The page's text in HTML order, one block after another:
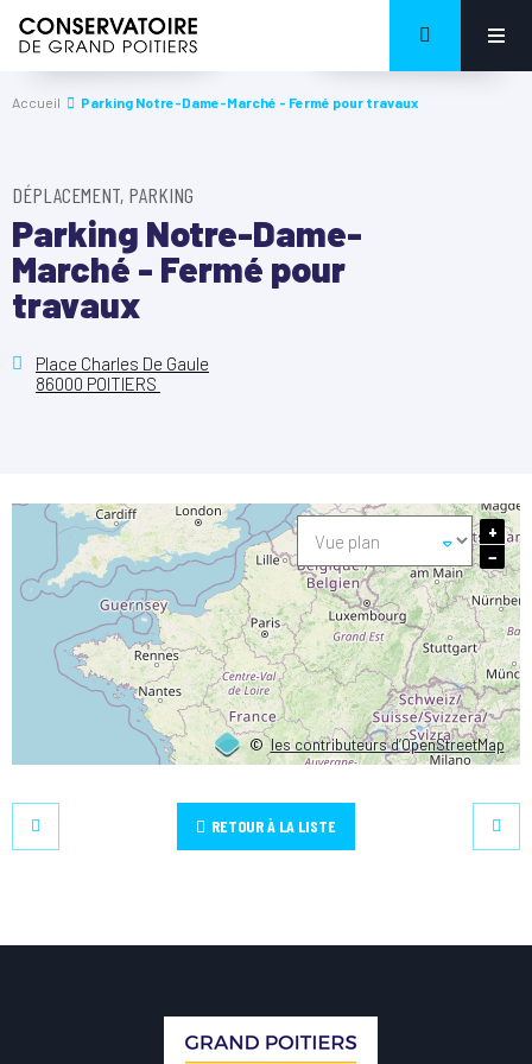
Accueil Parking Notre-Dame-Marché - Fermé pour travaux
DÉPLACEMENT, PARKING
Parking Notre-Dame-
Marché - Fermé pour
travaux
Place Charles De Gaule
86000 POITIERS
©les contributeurs d’OpenStreetMap
+
−
RETOUR À LA LISTE